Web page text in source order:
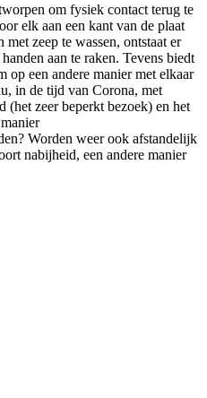
om fysiek contact terug te
elk aan een kant van de plaat
met zeep te wassen, ontstaat er
aan te raken. Tevens biedt
op een andere manier met elkaar
in de tijd van Corona, met
(het zeer beperkt bezoek) en het
Worden weer ook afstandelijk
nabijheid, een andere manier